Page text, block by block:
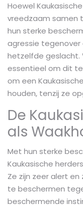
Hoewel
vreedzaam samen
hun sterke
agressie tegenover
hetzelfde geslacht.
essentieel om dit
om een
houden, tenzij ze
De
als
Met hun sterke
Kaukasische
Ze zijn zeer alert
te beschermen
beschermende